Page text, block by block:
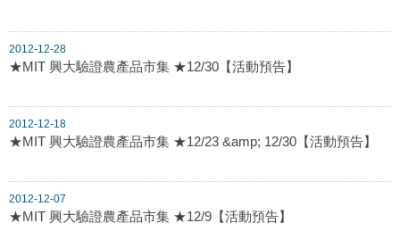
2012-12-28
★MIT 興大驗證農產品市集 ★12/30【活動預告】
2012-12-18
★MIT 興大驗證農產品市集 ★12/23 &amp; 12/30【活動預告】
2012-12-07
★MIT 興大驗證農產品市集 ★12/9【活動預告】